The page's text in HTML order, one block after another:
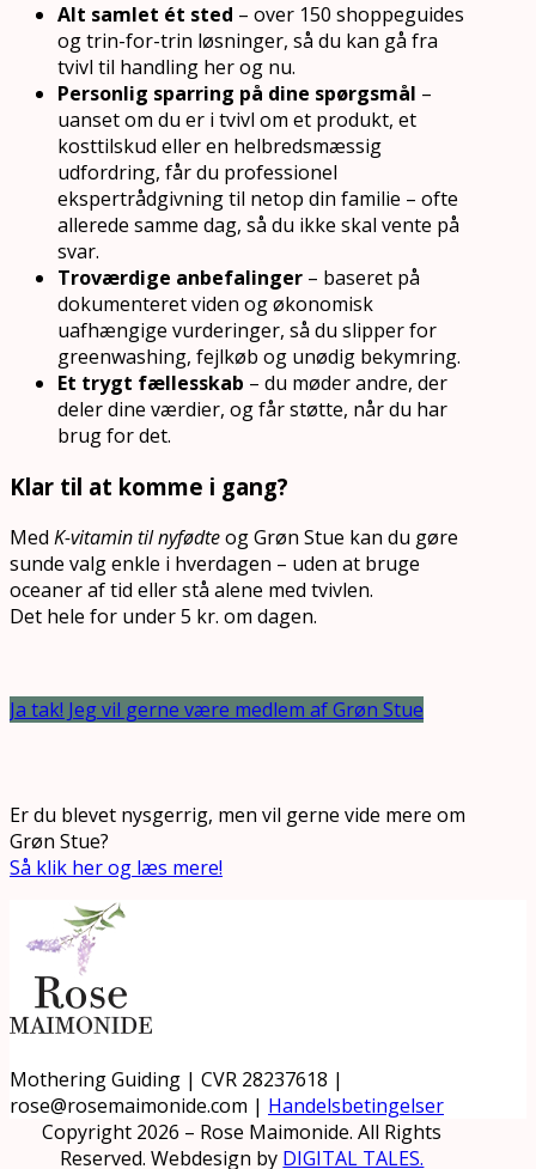
Alt samlet ét sted – over 150 shoppeguides
og trin-for-trin løsninger, så du kan gå fra
tvivl til handling her og nu.
Personlig sparring på dine spørgsmål –
uanset om du er i tvivl om et produkt, et
kosttilskud eller en helbredsmæssig
udfordring, får du professionel
ekspertrådgivning til netop din familie – ofte
allerede samme dag, så du ikke skal vente på
svar.
Troværdige anbefalinger – baseret på
dokumenteret viden og økonomisk
uafhængige vurderinger, så du slipper for
greenwashing, fejlkøb og unødig bekymring.
Et trygt fællesskab – du møder andre, der
deler dine værdier, og får støtte, når du har
brug for det.
Klar til at komme i gang?
Med K-vitamin til nyfødteog Grøn Stue kan du gøre
sunde valg enkle i hverdagen – uden at bruge
oceaner af tid eller stå alene med tvivlen.
Det hele for under 5 kr. om dagen.
Ja tak! Jeg vil gerne være medlem af Grøn Stue
Er du blevet nysgerrig, men vil gerne vide mere om
Grøn Stue?
Så klik her og læs mere!
Mothering Guiding | CVR 28237618 |
rose@rosemaimonide.com | Handelsbetingelser
Copyright 2026 – Rose Maimonide. All Rights
Reserved. Webdesign by DIGITAL TALES.